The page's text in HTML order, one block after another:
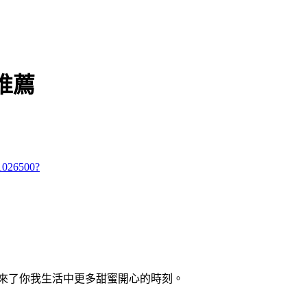
薦
你我生活中更多甜蜜開心的時刻。